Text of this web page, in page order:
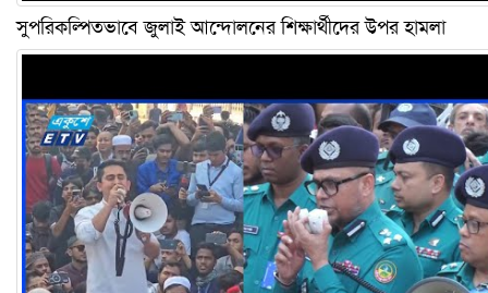
সুপরিকল্পিতভাবে জুলাই আন্দোলনের শিক্ষার্থীদের উপর হামলা